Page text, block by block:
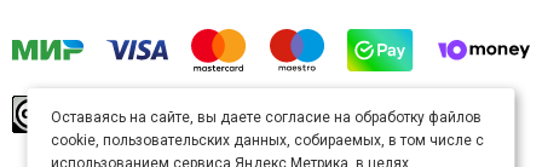
произведение доступно полицензии Creative
Commons «Attribution» («Атрибуция») 4.0
Непортированная.
Оставаясь на сайте, вы даете согласие на обработку файлов
cookie, пользовательских данных, собираемых, в том числе с
использованием сервиса Яндекс.Метрика, в целях